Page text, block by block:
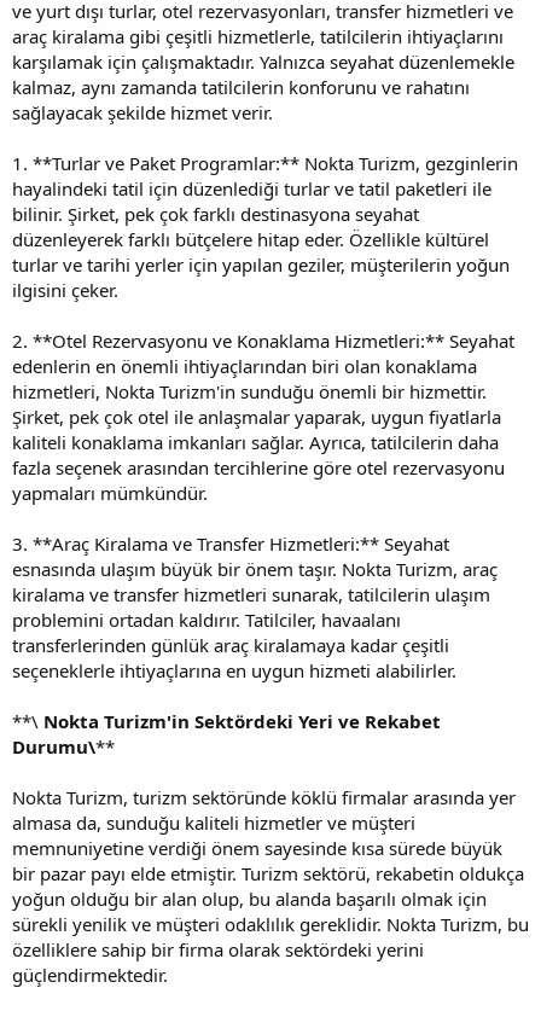
ve yurt dışı turlar, otel rezervasyonları, transfer hizmetleri ve
araç kiralama gibi çeşitli hizmetlerle, tatilcilerin ihtiyaçlarını
karşılamak için çalışmaktadır. Yalnızca seyahat düzenlemekle
kalmaz, aynı zamanda tatilcilerin konforunu ve rahatını
sağlayacak şekilde hizmet verir.
1. **Turlar ve Paket Programlar:** Nokta Turizm, gezginlerin
hayalindeki tatil için düzenlediği turlar ve tatil paketleri ile
bilinir. Şirket, pek çok farklı destinasyona seyahat
düzenleyerek farklı bütçelere hitap eder. Özellikle kültürel
turlar ve tarihi yerler için yapılan geziler, müşterilerin yoğun
ilgisini çeker.
2. **Otel Rezervasyonu ve Konaklama Hizmetleri:** Seyahat
edenlerin en önemli ihtiyaçlarından biri olan konaklama
hizmetleri, Nokta Turizm'in sunduğu önemli bir hizmettir.
Şirket, pek çok otel ile anlaşmalar yaparak, uygun fiyatlarla
kaliteli konaklama imkanları sağlar. Ayrıca, tatilcilerin daha
fazla seçenek arasından tercihlerine göre otel rezervasyonu
yapmaları mümkündür.
3. **Araç Kiralama ve Transfer Hizmetleri:** Seyahat
esnasında ulaşım büyük bir önem taşır. Nokta Turizm, araç
kiralama ve transfer hizmetleri sunarak, tatilcilerin ulaşım
problemini ortadan kaldırır. Tatilciler, havaalanı
transferlerinden günlük araç kiralamaya kadar çeşitli
seçeneklerle ihtiyaçlarına en uygun hizmeti alabilirler.
**\ Nokta Turizm'in Sektördeki Yeri ve Rekabet
Durumu\**
Nokta Turizm, turizm sektöründe köklü firmalar arasında yer
almasa da, sunduğu kaliteli hizmetler ve müşteri
memnuniyetine verdiği önem sayesinde kısa sürede büyük
bir pazar payı elde etmiştir. Turizm sektörü, rekabetin oldukça
yoğun olduğu bir alan olup, bu alanda başarılı olmak için
sürekli yenilik ve müşteri odaklılık gereklidir. Nokta Turizm, bu
özelliklere sahip bir firma olarak sektördeki yerini
güçlendirmektedir.